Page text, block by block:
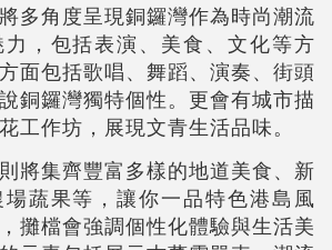
多角度呈現銅鑼灣作為時尚潮流
，包括表演、美食、文化等方
面包括歌唱、舞蹈、演奏、街頭
銅鑼灣獨特個性。更會有城市描
工作坊，展現文青生活品味。
將集齊豐富多樣的地道美食、新
蔬果等，讓你一品特色港島風
攤檔會強調個性化體驗與生活美